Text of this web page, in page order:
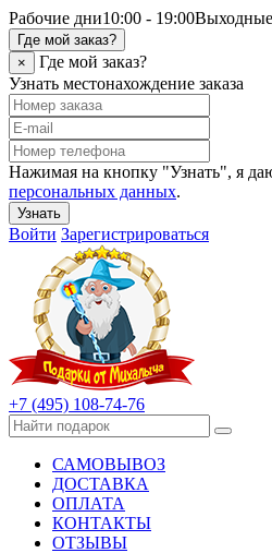
Рабочие дни10:00 - 19:00Выходные
Где мой заказ?
×
Где мой заказ?
Узнать местонахождение заказа
Нажимая на кнопку "Узнать", я
персональных данных.
Узнать
Войти Зарегистрироваться
+7 (495) 108-74-76
САМОВЫВОЗ
ДОСТАВКА
ОПЛАТА
КОНТАКТЫ
ОТЗЫВЫ